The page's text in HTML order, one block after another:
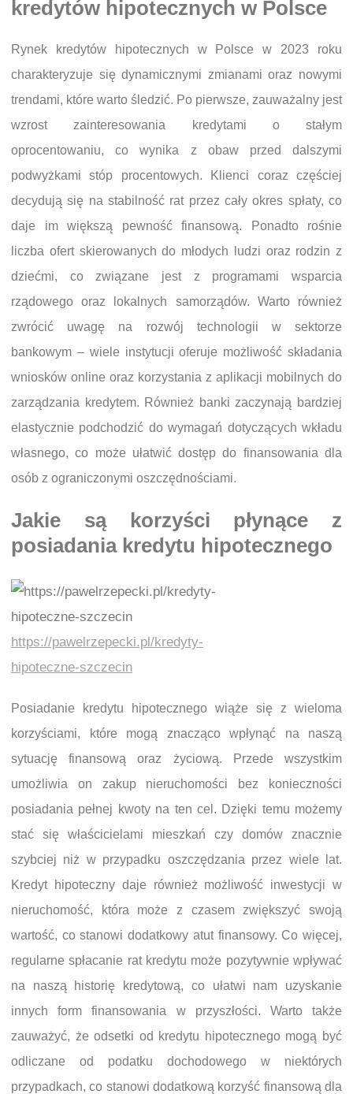
kredytów hipotecznych w Polsce
Rynek kredytów hipotecznych w Polsce w 2023 roku
charakteryzuje się dynamicznymi zmianami oraz nowymi
trendami, które warto śledzić. Po pierwsze, zauważalny jest
wzrost zainteresowania kredytami o stałym
oprocentowaniu, co wynika z obaw przed dalszymi
podwyżkami stóp procentowych. Klienci coraz częściej
decydują się na stabilność rat przez cały okres spłaty, co
daje im większą pewność finansową. Ponadto rośnie
liczba ofert skierowanych do młodych ludzi oraz rodzin z
dziećmi, co związane jest z programami wsparcia
rządowego oraz lokalnych samorządów. Warto również
zwrócić uwagę na rozwój technologii w sektorze
bankowym – wiele instytucji oferuje możliwość składania
wniosków online oraz korzystania z aplikacji mobilnych do
zarządzania kredytem. Również banki zaczynają bardziej
elastycznie podchodzić do wymagań dotyczących wkładu
własnego, co może ułatwić dostęp do finansowania dla
osób z ograniczonymi oszczędnościami.
Jakie są korzyści płynące z
posiadania kredytu hipotecznego
https://pawelrzepecki.pl/kredyty-
hipoteczne-szczecin
Posiadanie kredytu hipotecznego wiąże się z wieloma
korzyściami, które mogą znacząco wpłynąć na naszą
sytuację finansową oraz życiową. Przede wszystkim
umożliwia on zakup nieruchomości bez konieczności
posiadania pełnej kwoty na ten cel. Dzięki temu możemy
stać się właścicielami mieszkań czy domów znacznie
szybciej niż w przypadku oszczędzania przez wiele lat.
Kredyt hipoteczny daje również możliwość inwestycji w
nieruchomość, która może z czasem zwiększyć swoją
wartość, co stanowi dodatkowy atut finansowy. Co więcej,
regularne spłacanie rat kredytu może pozytywnie wpływać
na naszą historię kredytową, co ułatwi nam uzyskanie
innych form finansowania w przyszłości. Warto także
zauważyć, że odsetki od kredytu hipotecznego mogą być
odliczane od podatku dochodowego w niektórych
przypadkach, co stanowi dodatkową korzyść finansową dla